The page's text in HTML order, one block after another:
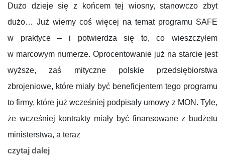
Dużo dzieje się z końcem tej wiosny, stanowczo zbyt
dużo… Już wiemy coś więcej na temat programu SAFE
w praktyce – i potwierdza się to, co wieszczyłem
w marcowym numerze. Oprocentowanie już na starcie jest
wyższe, zaś mityczne polskie przedsiębiorstwa
zbrojeniowe, które miały być beneficjentem tego programu
to firmy, które już wcześniej podpisały umowy z MON. Tyle,
że wcześniej kontrakty miały być finansowane z budżetu
ministerstwa, a teraz
czytaj dalej